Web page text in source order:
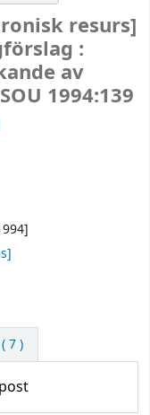
resurs]
:
av
1994:139
7 )